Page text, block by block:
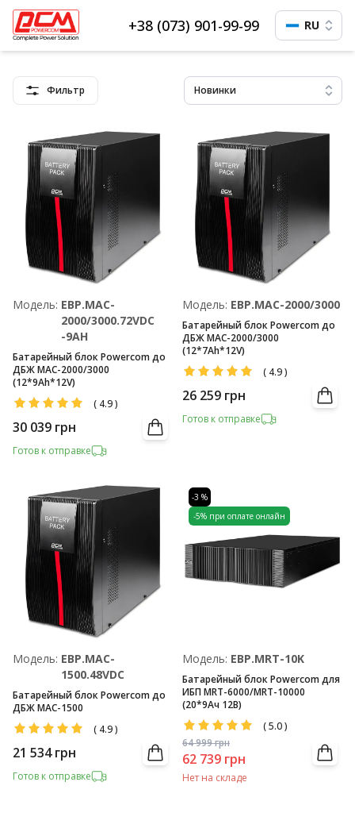
+38 (073) 901-99-99 RU
Фильтр Новинки
Модель: EBP.MAC-
2000/3000.72VDC
-9AH
Батарейный блок Powercom до
ДБЖ MAC-2000/3000
(12*9Ah*12V)
( 4.9)
30 039 грн
Готов к отправке
Модель: EBP.MAC-2000/3000
Батарейный блок Powercom до
ДБЖ MAC-2000/3000
(12*7Ah*12V)
( 4.9)
26 259 грн
Готов к отправке
Модель: EBP.MAC-
1500.48VDC
Батарейный блок Powercom до
ДБЖ MAC-1500
( 4.9)
21 534 грн
Готов к отправке
-3 %
-5% при оплате онлайн
Модель: EBP.MRT-10K
Батарейный блок Powercom для
ИБП MRT-6000/MRT-10000
(20*9Ач 12В)
(5.0)
64 999грн
62 739 грн
Нет на складе